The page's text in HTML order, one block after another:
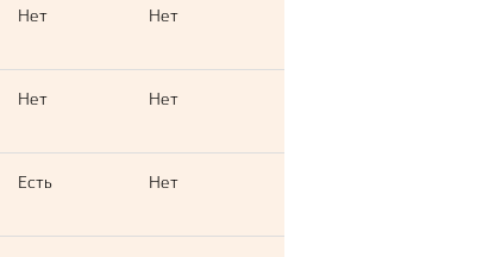
Нет Нет
Нет Нет
Есть Нет